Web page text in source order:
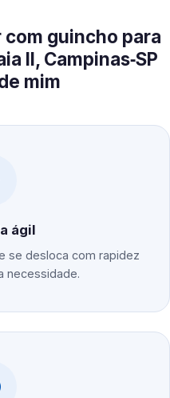
guincho para
II, Campinas‑SP
mim
ágil
se desloca com rapidez
necessidade.